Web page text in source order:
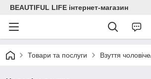
BEAUTIFUL LIFE інтернет-магазин
Товари та послуги Взуття